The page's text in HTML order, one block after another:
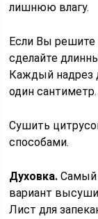
лишнюю влагу.
Если Вы
сделайте
Каждый надрез
один сантиметр.
Сушить
способами.
Духовка. Самый
вариант
Лист для